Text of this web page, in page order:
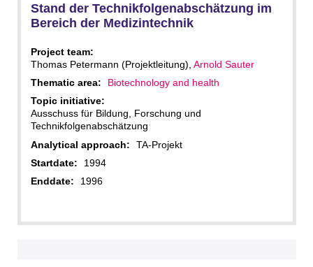
Stand der Technikfolgenabschätzung im
Bereich der Medizintechnik
Project team:
Thomas Petermann (Projektleitung), Arnold Sauter
Thematic area:
Biotechnology and health
Topic initiative:
Ausschuss für Bildung, Forschung und
Technikfolgenabschätzung
Analytical approach:
TA-Projekt
Startdate:
1994
Enddate:
1996